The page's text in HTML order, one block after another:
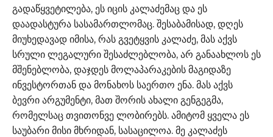
გადაწყვეტილება, ეს იცის კალაძემაც და ეს
დაადასტურა სასამართლომაც. შესაბამისად, დღეს
მიუხედავად იმისა, რას გვეტყვის კალაძე, მას აქვს
სრული ლეგალური შესაძლებლობა, არ განაახლოს ეს
მშენებლობა, დაჯდეს მოლაპარაკების მაგიდაზე
ინვესტორთან და მონახოს საერთო ენა. მას აქვს
ბევრი არგუმენტი, მათ შორის ახალი გენგეგმა,
რომელსაც თვითონვე ლობირებს. ამიტომ ყველა ეს
საუბარი მისი მხრიდან, სასაცილოა. მე კალაძეს